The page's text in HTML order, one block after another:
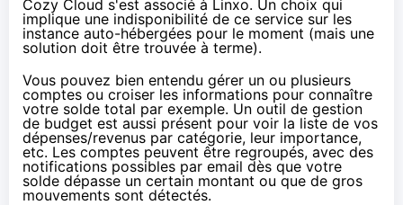
Cozy Cloud s'est associé à Linxo. Un choix qui
implique une indisponibilité de ce service sur les
instance auto-hébergées pour le moment (mais une
solution doit être trouvée à terme).
Vous pouvez bien entendu gérer un ou plusieurs
comptes ou croiser les informations pour connaître
votre solde total par exemple. Un outil de gestion
de budget est aussi présent pour voir la liste de vos
dépenses/revenus par catégorie, leur importance,
etc. Les comptes peuvent être regroupés, avec des
notifications possibles par email dès que votre
solde dépasse un certain montant ou que de gros
mouvements sont détectés.